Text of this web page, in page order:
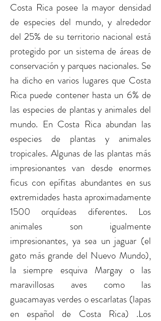
Costa Rica posee la mayor densidad
de especies del mundo, y alrededor
del 25% de su territorio nacional está
protegido por un sistema de áreas de
conservación y parques nacionales. Se
ha dicho en varios lugares que Costa
Rica puede contener hasta un 6% de
las especies de plantas y animales del
mundo. En Costa Rica abundan las
especies de plantas y animales
tropicales. Algunas de las plantas más
impresionantes van desde enormes
ficus con epífitas abundantes en sus
extremidades hasta aproximadamente
1500 orquídeas diferentes. Los
animales son igualmente
impresionantes, ya sea un jaguar (el
gato más grande del Nuevo Mundo),
la siempre esquiva Margay o las
maravillosas aves como las
guacamayas verdes o escarlatas (lapas
en español de Costa Rica) .Los